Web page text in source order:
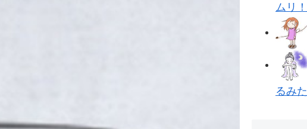
ムリ！
るみた